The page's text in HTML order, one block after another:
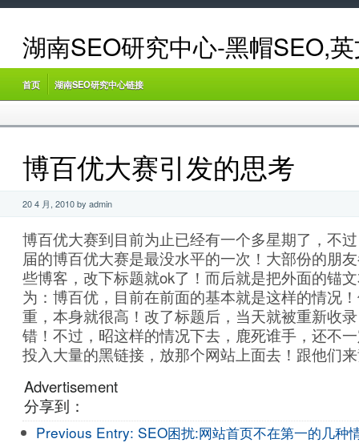
湖南SEO研究中心-黑帽SEO,
首页 湖南SEO研究中心链接
博百优大赛引发的思考
20 4 月, 2010 by admin
博百优大赛到目前为止已经有一个多星期了，不
届的博百优大赛是最没水平的一次！大部份的朋
些博客，改下标题就ok了！而后就是把外面的锚
为：博百优，目前在前面的基本就是这样的情况
重，本身就很高！改了标题后，当天就被重新收
错！不过，昭这样的情况下去，鹿死谁手，还不
投入大量的黑链接，放那个网站上面去！跟他们
Advertisement
分享到：
Previous Entry: SEO困扰:网站首页不在第一的几种